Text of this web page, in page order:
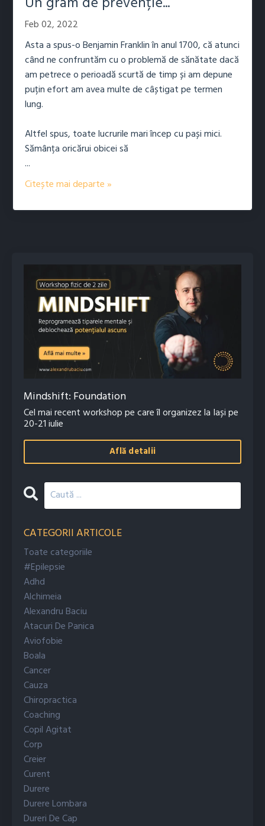
Feb 02, 2022
Asta a spus-o Benjamin Franklin în anul 1700, că atunci
când ne confruntăm cu o problemă de sănătate dacă
am petrece o perioadă scurtă de timp și am depune
puțin efort am avea multe de câștigat pe termen
lung.
Altfel spus, toate lucrurile mari încep cu pași mici.
Sămânța oricărui obicei să
...
Citește mai departe »
Mindshift: Foundation
Cel mai recent workshop pe care îl organizez la Iași pe
20-21 iulie
Află detalii
CATEGORII ARTICOLE
Toate categoriile
#epilepsie
Adhd
Alchimeia
Alexandru Baciu
Atacuri De Panica
Aviofobie
Boala
Cancer
Cauza
Chiropractica
Coaching
Copil Agitat
Corp
Creier
Curent
Durere
Durere Lombara
Dureri De Cap